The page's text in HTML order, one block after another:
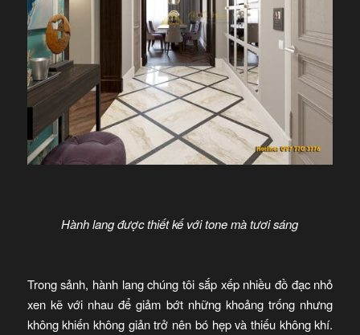
Hành lang được thiết kế với tone mà tươi sáng
Trong sảnh, hành lang chúng tôi sắp xếp nhiều đồ đạc nhỏ
xen kẽ với nhau để giảm bớt những khoảng trống nhưng
không khiến không giản trở nên bó hẹp và thiếu không khí.